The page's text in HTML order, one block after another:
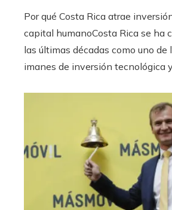
Por qué Costa Rica atrae
capital humanoCosta Rica se ha
las últimas décadas como uno de
imanes de inversión tecnológica y